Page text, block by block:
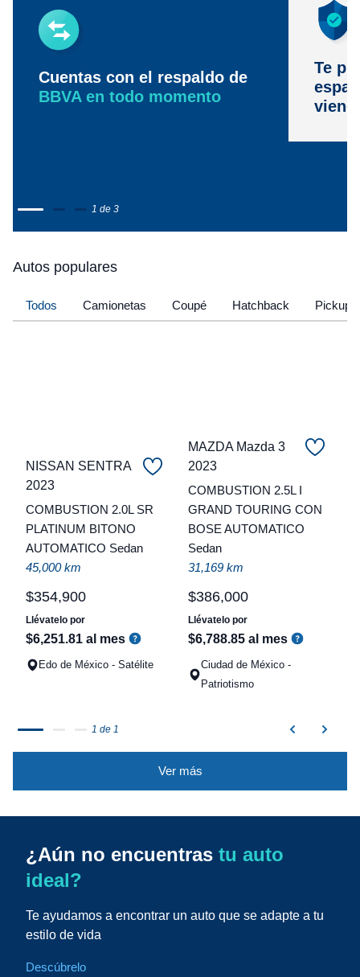
Cuentas con el respaldo de
BBVA en todo momento
Te
1 de 3
Autos populares
Todos Camionetas Coupé Hatchback Pickup
NISSAN SENTRA
2023
COMBUSTION 2.0L SR
PLATINUM BITONO
AUTOMATICO Sedan
45,000 km
$354,900
Llévatelo por
$6,251.81 al mes
Edo de México - Satélite
MAZDA Mazda 3
2023
COMBUSTION 2.5L I
GRAND TOURING CON
BOSE AUTOMATICO
Sedan
31,169 km
$386,000
Llévatelo por
$6,788.85 al mes
Ciudad de México -
Patriotismo
1 de 1
Ver más
¿Aún no encuentras tu auto
ideal?
Te ayudamos a encontrar un auto que se adapte a tu
estilo de vida
Descúbrelo